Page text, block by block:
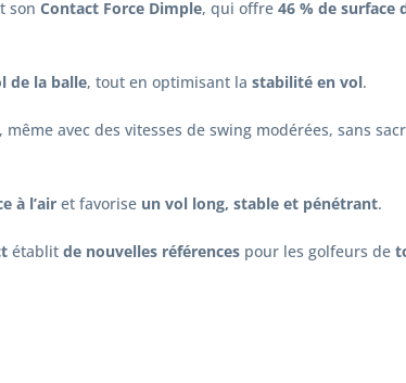
son Contact Force Dimple, qui offre 46 % de surface
de la balle, tout en optimisant la stabilité en vol.
, même avec des vitesses de swing modérées, sans
à l’air et favorise un vol long, stable et pénétrant.
établit de nouvelles références pour les golfeurs de